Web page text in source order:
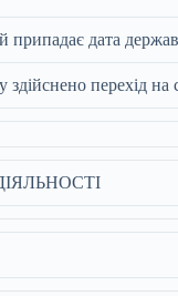
дата
перехід на